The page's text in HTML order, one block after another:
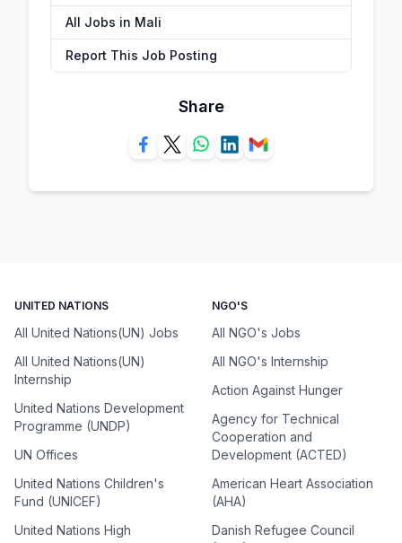
All Jobs in Mali
Report This Job Posting
Share
UNITED NATIONS
All United Nations(UN) Jobs
All United Nations(UN)
Internship
United Nations Development
Programme (UNDP)
UN Offices
United Nations Children's
Fund (UNICEF)
United Nations High
NGO'S
All NGO's Jobs
All NGO's Internship
Action Against Hunger
Agency for Technical
Cooperation and
Development (ACTED)
American Heart Association
(AHA)
Danish Refugee Council